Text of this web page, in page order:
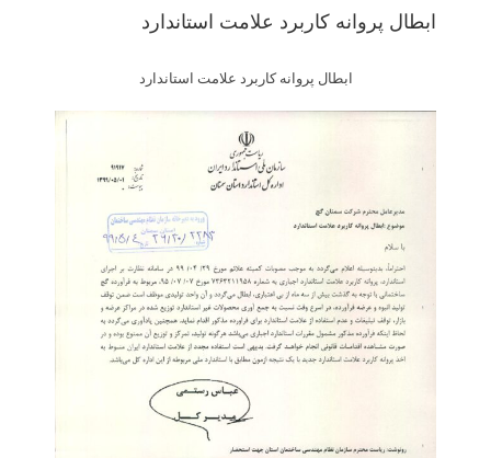
ابطال پروانه کاربرد علامت استاندارد
ابطال پروانه کاربرد علامت استاندارد